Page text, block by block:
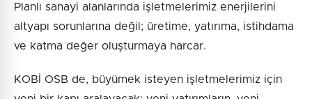
Planlı sanayi alanlarında işletmelerimiz enerjilerini
altyapı sorunlarına değil; üretime, yatırıma, istihdama
ve katma değer oluşturmaya harcar.
KOBİ OSB de, büyümek isteyen işletmelerimiz için